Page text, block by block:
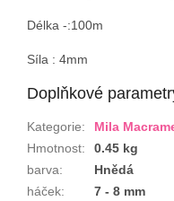
Délka -:100m
Síla : 4mm
Doplňkové
Kategorie:
Mila
Hmotnost:
0.45 kg
barva:
Hnědá
háček:
7 - 8 mm